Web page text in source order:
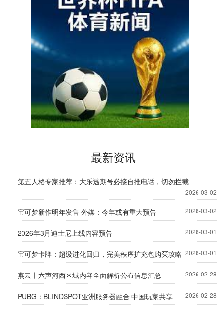
最新资讯
第五人格专家推荐：大乐透期号必接自推电话，切勿拦截
2026-03-02
宝可梦新作明年发售 外媒：今年或有重大预告 2026-03-02
2026年3月迪士尼上线内容预告 2026-03-01
宝可梦卡牌：超级进化回归，完美秩序扩充包购买攻略 2026-03-01
燕云十六声河西区域内容全面解析公布信息汇总 2026-02-28
PUBG：BLINDSPOT亚洲服务器融合 中国玩家共享 2026-02-28